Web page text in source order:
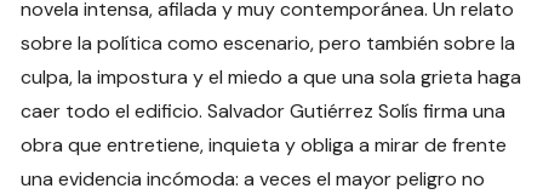
novela intensa, afilada y muy contemporánea. Un relato
sobre la política como escenario, pero también sobre la
culpa, la impostura y el miedo a que una sola grieta haga
caer todo el edificio. Salvador Gutiérrez Solís firma una
obra que entretiene, inquieta y obliga a mirar de frente
una evidencia incómoda: a veces el mayor peligro no